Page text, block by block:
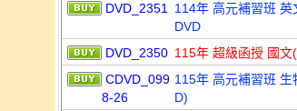
DVD_2351
114年 高元補習班
DVD
DVD_2350 115年 超級函授 國
CDVD_099
8-26
115年 高元補習班
D)